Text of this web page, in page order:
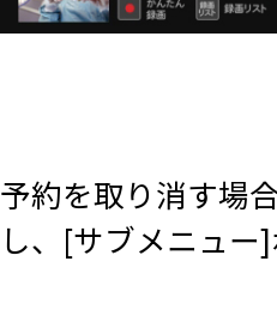
予約を取り消す場
し、[サブメニュー